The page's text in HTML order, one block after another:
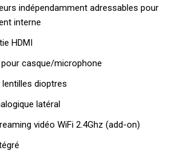
indépendamment adressables pour
interne
HDMI
casque/microphone
dioptres
latéral
vidéo WiFi 2.4Ghz (add-on)